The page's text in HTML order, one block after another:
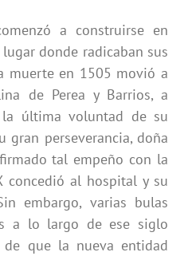
a construirse en
donde radicaban sus
muerte en 1505 movió a
de Perea y Barrios, a
última voluntad de su
gran perseverancia, doña
tal empeño con la
concedió al hospital y su
embargo, varias bulas
a lo largo de ese siglo
de que la nueva entidad